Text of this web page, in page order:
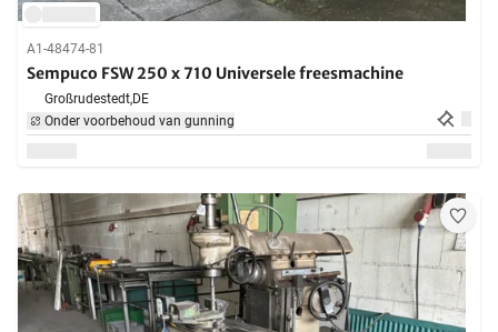
A1-48474-81
Sempuco FSW 250 x 710 Universele freesmachine
Großrudestedt,DE
Onder voorbehoud van gunning